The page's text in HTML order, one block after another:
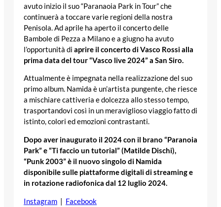
avuto inizio il suo “Paranaoia Park in Tour” che
continuerà a toccare varie regioni della nostra
Penisola. Ad aprile ha aperto il concerto delle
Bambole di Pezza a Milano e a giugno ha avuto
l’opportunità di aprire il concerto di Vasco Rossi alla
prima data del tour “Vasco live 2024” a San Siro.
Attualmente è impegnata nella realizzazione del suo
primo album. Namida è un’artista pungente, che riesce
a mischiare cattiveria e dolcezza allo stesso tempo,
trasportandovi così in un meraviglioso viaggio fatto di
istinto, colori ed emozioni contrastanti.
Dopo aver inaugurato il 2024 con il brano “Paranoia
Park” e “Ti faccio un tutorial” (Matilde Dischi),
“Punk 2003” è il nuovo singolo di Namida
disponibile sulle piattaforme digitali di streaming e
in rotazione radiofonica dal 12 luglio 2024.
Instagram Facebook